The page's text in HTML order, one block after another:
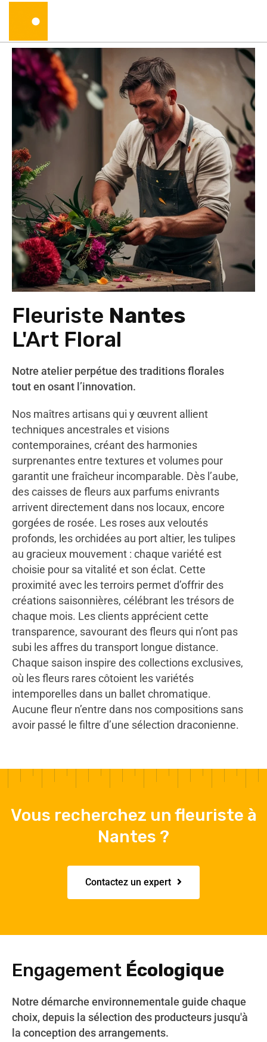
Fleuriste Nantes
L'Art Floral
Notre atelier perpétue des traditions florales
tout en osant l’innovation.
Nos maîtres artisans qui y œuvrent allient
techniques ancestrales et visions
contemporaines, créant des harmonies
surprenantes entre textures et volumes pour
garantit une fraîcheur incomparable. Dès l’aube,
des caisses de fleurs aux parfums enivrants
arrivent directement dans nos locaux, encore
gorgées de rosée. Les roses aux veloutés
profonds, les orchidées au port altier, les tulipes
au gracieux mouvement : chaque variété est
choisie pour sa vitalité et son éclat. Cette
proximité avec les terroirs permet d’offrir des
créations saisonnières, célébrant les trésors de
chaque mois. Les clients apprécient cette
transparence, savourant des fleurs qui n’ont pas
subi les affres du transport longue distance.
Chaque saison inspire des collections exclusives,
où les fleurs rares côtoient les variétés
intemporelles dans un ballet chromatique.
Aucune fleur n’entre dans nos compositions sans
avoir passé le filtre d’une sélection draconienne.
Vous recherchez un fleuriste à
Nantes ?
Contactez un expert
Engagement Écologique
Notre démarche environnementale guide chaque
choix, depuis la sélection des producteurs jusqu'à
la conception des arrangements.